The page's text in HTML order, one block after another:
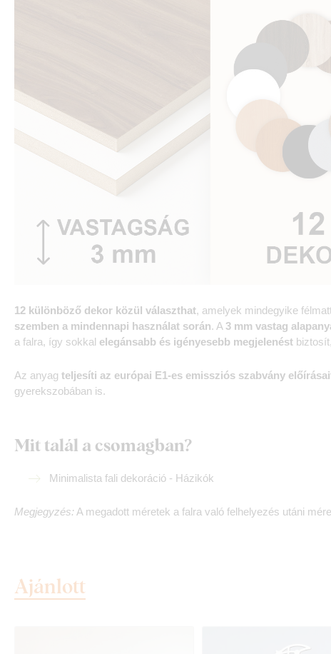
12 különböző dekor közül választhat, amelyek mindegyike
szemben a mindennapi használat során. A 3 mm vastag
a falra, így sokkal elegánsabb és igényesebb megjelenést
Az anyag teljesíti az európai E1-es emissziós szabvány
gyerekszobában is.
Mit talál a csomagban?
Minimalista fali dekoráció - Házikók
Megjegyzés: A megadott méretek a falra való felhelyezés utáni
Ajánlott